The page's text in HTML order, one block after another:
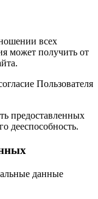
всех
может получить от
Пользователя
предоставленных
дееспособность.
данные